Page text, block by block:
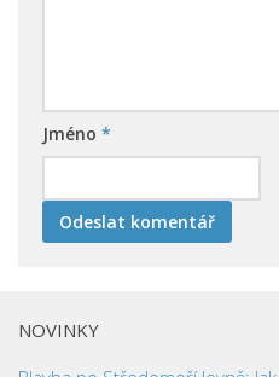
Jméno *
NOVINKY